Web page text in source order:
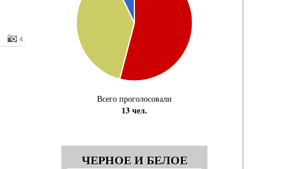
4
Всего проголосовали
13 чел.
ЧЕРНОЕ И БЕЛОЕ